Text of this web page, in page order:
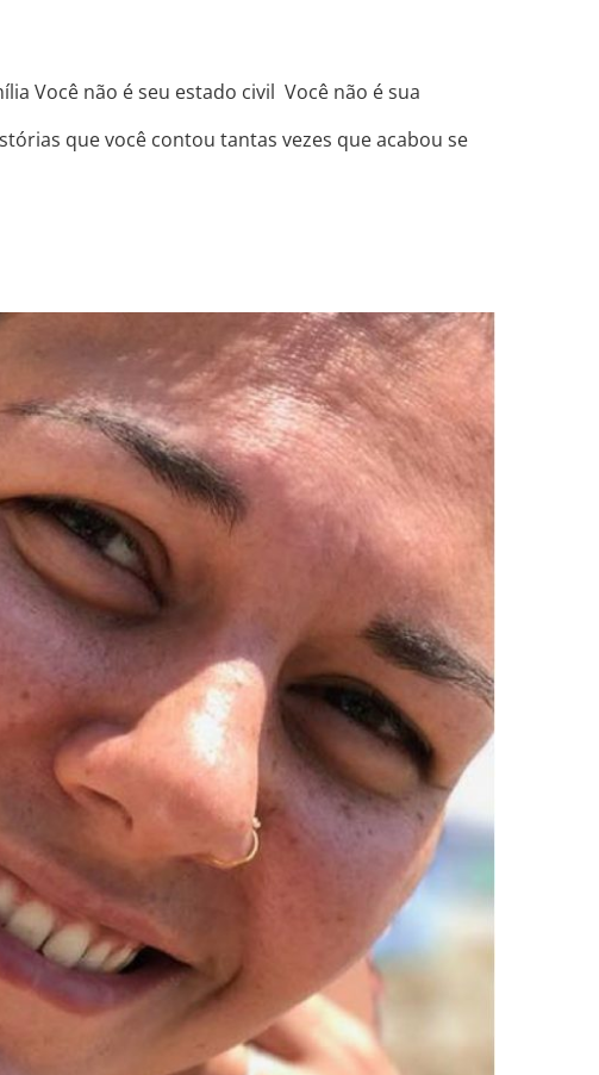
Você não é seu estado civil Você não é sua
que você contou tantas vezes que acabou se